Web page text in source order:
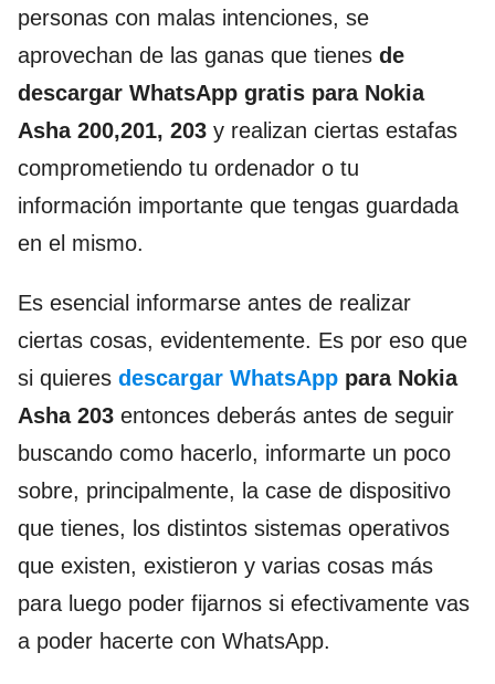
personas con malas intenciones, se
aprovechan de las ganas que tienes de
descargar WhatsApp gratis para Nokia
Asha 200,201, 203 y realizan ciertas estafas
comprometiendo tu ordenador o tu
información importante que tengas guardada
en el mismo.
Es esencial informarse antes de realizar
ciertas cosas, evidentemente. Es por eso que
si quieres descargar WhatsApp para Nokia
Asha 203 entonces deberás antes de seguir
buscando como hacerlo, informarte un poco
sobre, principalmente, la case de dispositivo
que tienes, los distintos sistemas operativos
que existen, existieron y varias cosas más
para luego poder fijarnos si efectivamente vas
a poder hacerte con WhatsApp.